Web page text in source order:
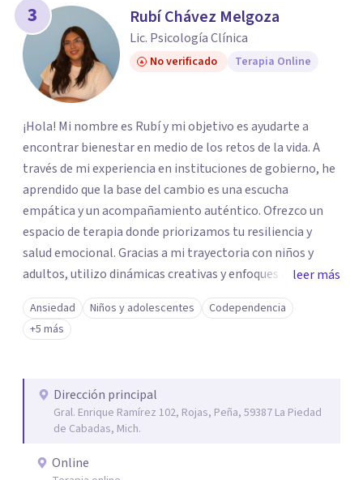
3 Rubí Chávez Melgoza
Lic. Psicología Clínica
No verificado Terapia Online
¡Hola! Mi nombre es Rubí y mi objetivo es ayudarte a
encontrar bienestar en medio de los retos de la vida. A
través de mi experiencia en instituciones de gobierno, he
aprendido que la base del cambio es una escucha
empática y un acompañamiento auténtico. ​Ofrezco un
espacio de terapia donde priorizamos tu resiliencia y
salud emocional. Gracias a mi trayectoria con niños y
adultos, utilizo dinámicas creativas y enfoques adaptados
a tus necesidades específicas. Estoy aquí para escucharte
y brindarte las herramientas necesarias para fortalecer
tu paz mental.
leer más
Ansiedad Niños y adolescentes
Codependencia
+5 más
Dirección principal
Gral. Enrique Ramírez 102, Rojas, Peña, 59387 La Piedad
de Cabadas, Mich.
Online